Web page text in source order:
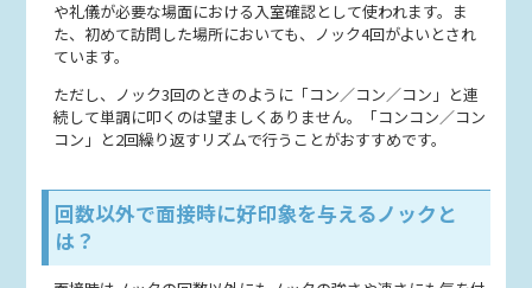
や礼儀が必要な場面における入室確認として使われます。ま
た、初めて訪問した場所においても、ノック4回がよいとされ
ています。
ただし、ノック3回のときのように「コン／コン／コン」と連
続して単調に叩くのは望ましくありません。「コンコン／コン
コン」と2回繰り返すリズムで行うことがおすすめです。
回数以外で面接時に好印象を与えるノックと
は？